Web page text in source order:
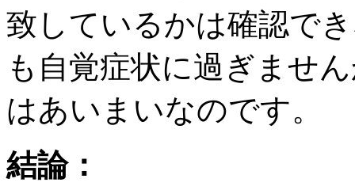
致しているかは確認で
も自覚症状に過ぎませ
はあいまいなのです。
結論：